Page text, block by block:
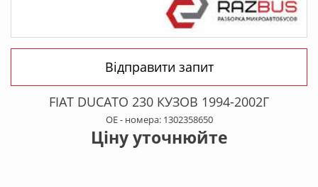
Відправити запит
FIAT DUCATO 230 КУЗОВ 1994-2002Г
OE - номера: 1302358650
Ціну уточнюйте